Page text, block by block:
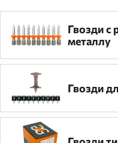
Гвозди c
металлу
Гвозди